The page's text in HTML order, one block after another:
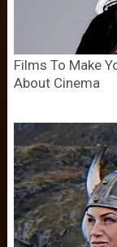
Films To Make
About Cinema